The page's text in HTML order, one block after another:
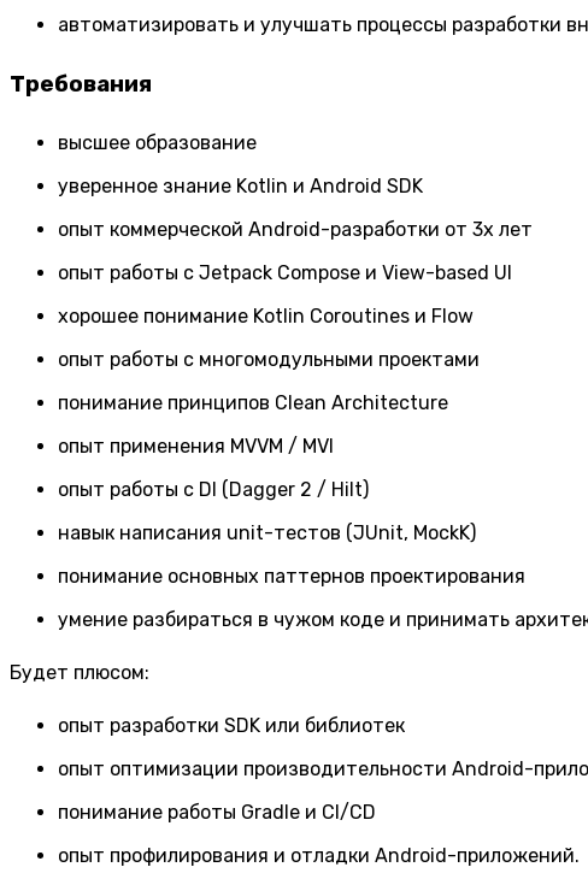
автоматизировать и улучшать процессы разработки
Требования
высшее образование
уверенное знание Kotlin и Android SDK
опыт коммерческой Android-разработки от 3x лет
опыт работы с Jetpack Compose и View-based UI
хорошее понимание Kotlin Coroutines и Flow
опыт работы с многомодульными проектами
понимание принципов Clean Architecture
опыт применения MVVM / MVI
опыт работы с DI (Dagger 2 / Hilt)
навык написания unit-тестов (JUnit, MockK)
понимание основных паттернов проектирования
умение разбираться в чужом коде и принимать
Будет плюсом:
опыт разработки SDK или библиотек
опыт оптимизации производительности Android-
понимание работы Gradle и CI/CD
опыт профилирования и отладки Android-приложений.